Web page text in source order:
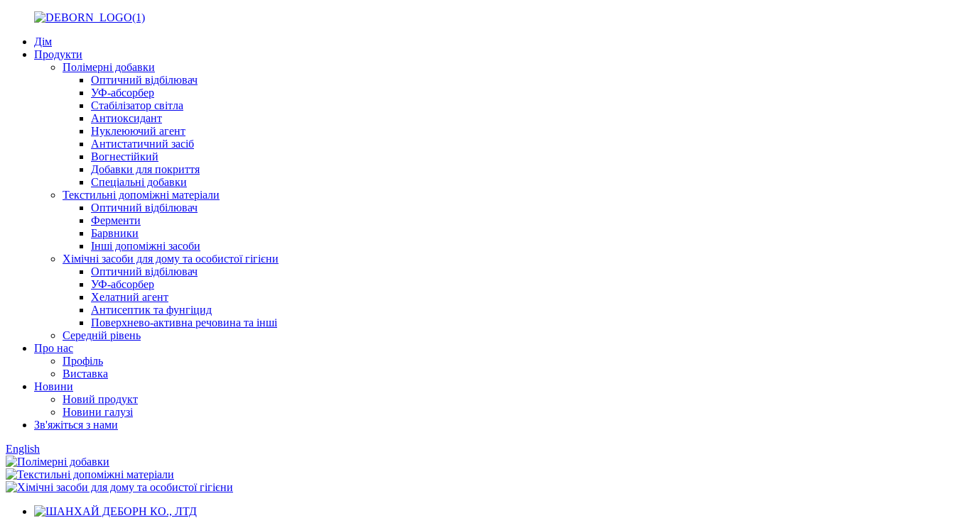
Дім
Продукти
Полімерні добавки
Оптичний відбілювач
УФ-абсорбер
Стабілізатор світла
Антиоксидант
Нуклеюючий агент
Антистатичний засіб
Вогнестійкий
Добавки для покриття
Спеціальні добавки
Текстильні допоміжні матеріали
Оптичний відбілювач
Ферменти
Барвники
Інші допоміжні засоби
Хімічні засоби для дому та особистої гігієни
Оптичний відбілювач
УФ-абсорбер
Хелатний агент
Антисептик та фунгіцид
Поверхнево-активна речовина та інші
Середній рівень
Про нас
Профіль
Виставка
Новини
Новий продукт
Новини галузі
Зв'яжіться з нами
English